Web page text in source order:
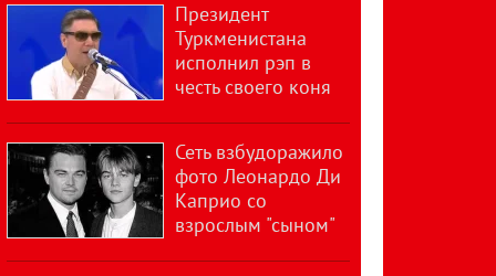
Президент
Туркменистана
исполнил рэп в
честь своего коня
Сеть взбудоражило
фото Леонардо Ди
Каприо со
взрослым "сыном"